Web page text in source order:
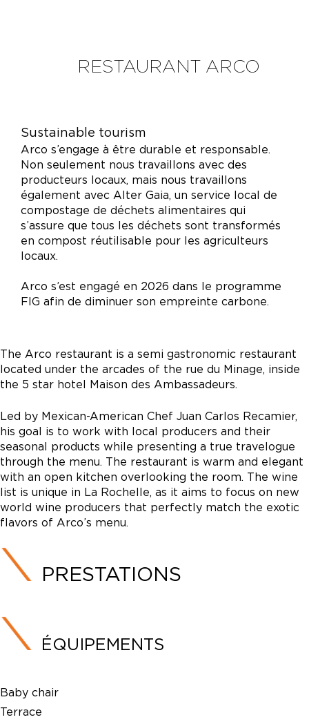
RESTAURANT ARCO
Sustainable tourism
Arco s’engage à être durable et responsable.
Non seulement nous travaillons avec des
producteurs locaux, mais nous travaillons
également avec Alter Gaia, un service local de
compostage de déchets alimentaires qui
s’assure que tous les déchets sont transformés
en compost réutilisable pour les agriculteurs
locaux.
Arco s’est engagé en 2026 dans le programme
FIG afin de diminuer son empreinte carbone.
The Arco restaurant is a semi gastronomic restaurant
located under the arcades of the rue du Minage, inside
the 5 star hotel Maison des Ambassadeurs.
Led by Mexican-American Chef Juan Carlos Recamier,
his goal is to work with local producers and their
seasonal products while presenting a true travelogue
through the menu. The restaurant is warm and elegant
with an open kitchen overlooking the room. The wine
list is unique in La Rochelle, as it aims to focus on new
world wine producers that perfectly match the exotic
flavors of Arco’s menu.
PRESTATIONS
ÉQUIPEMENTS
Baby chair
Terrace